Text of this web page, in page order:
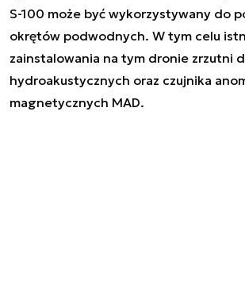
S-100 może być wykorzystywany do
okrętów podwodnych. W tym celu
zainstalowania na tym dronie zrzutni
hydroakustycznych oraz czujnika
magnetycznych MAD.